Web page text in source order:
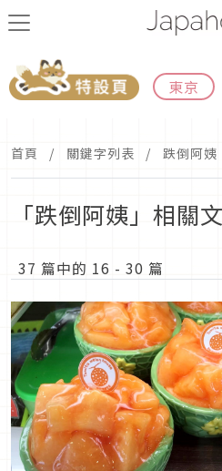
東京
首頁 關鍵字列表 跌倒阿姨
「跌倒阿姨」相關
37 篇中的 16 - 30 篇